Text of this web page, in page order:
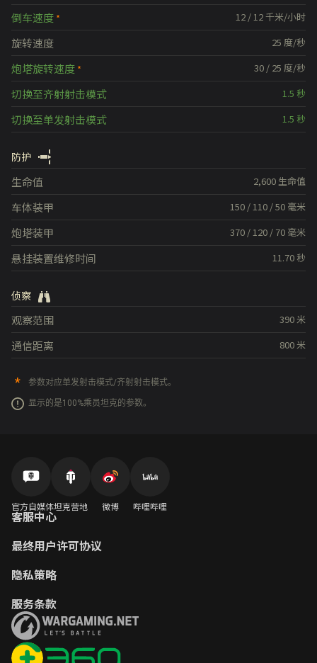
12 / 12千米/小时
倒车速度
25 度/秒
旋转速度
30 / 25 度/秒
炮塔旋转速度
1.5 秒
切换至齐射射击模式
1.5 秒
切换至单发射击模式
防护
2,600 生命值
生命值
150 /110 /50 毫米
车体装甲
370 /120 / 70 毫米
炮塔装甲
11.70 秒
悬挂装置维修时间
侦察
390米
观察范围
800米
通信距离
参数对应单发射击模式/齐射射击模式。
显示的是100%乘员坦克的参数。
官方自媒体坦克营地 微博 哔哩哔哩
客服中心
最终用户许可协议
隐私策略
服务条款